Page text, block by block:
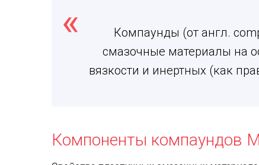
Компаунды (от англ.
смазочные материалы на
вязкости и инертных (как
Компоненты компаундов